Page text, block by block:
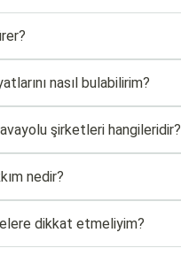
nasıl bulabilirim?
şirketleri hangileridir?
nedir?
dikkat etmeliyim?